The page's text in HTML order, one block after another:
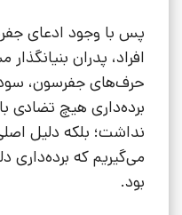
پس با وجود ادعای
افراد، پدران
حرف‌های جفرسون، سود
برده‌داری هیچ تضادی
نداشت؛ بلکه دلیل
می‌گیریم که برده‌داری
بود.